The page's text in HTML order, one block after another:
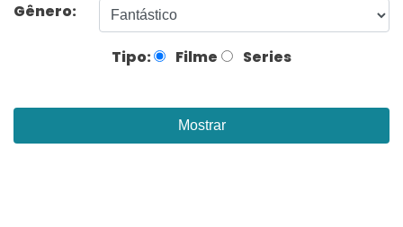
Gênero:
Tipo: Filme Series
Mostrar